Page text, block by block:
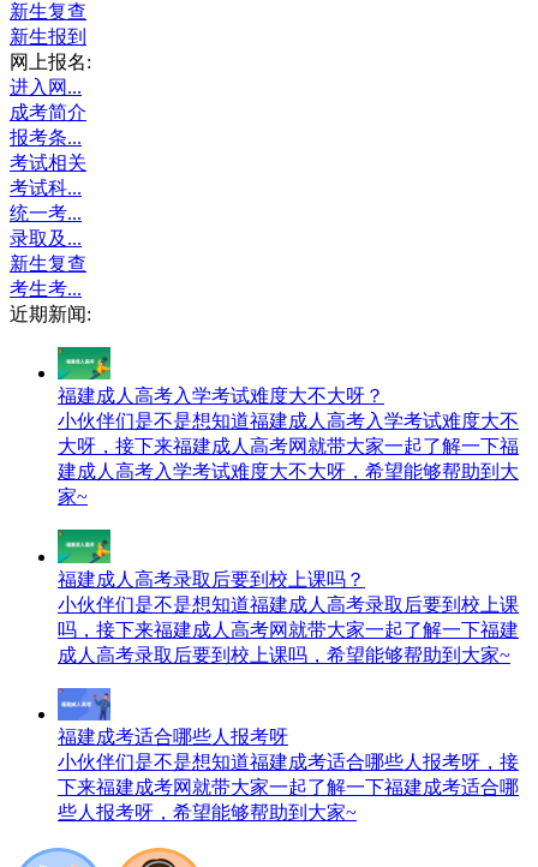
新生复查
新生报到
网上报名:
进入网...
成考简介
报考条...
考试相关
考试科...
统一考...
录取及...
新生复查
考生考...
近期新闻:
福建成人高考入学考试难度大不大呀？
小伙伴们是不是想知道福建成人高考入学考试难度大不
大呀，接下来福建成人高考网就带大家一起了解一下福
建成人高考入学考试难度大不大呀，希望能够帮助到大
家~
福建成人高考录取后要到校上课吗？
小伙伴们是不是想知道福建成人高考录取后要到校上课
吗，接下来福建成人高考网就带大家一起了解一下福建
成人高考录取后要到校上课吗，希望能够帮助到大家~
福建成考适合哪些人报考呀
小伙伴们是不是想知道福建成考适合哪些人报考呀，接
下来福建成考网就带大家一起了解一下福建成考适合哪
些人报考呀，希望能够帮助到大家~